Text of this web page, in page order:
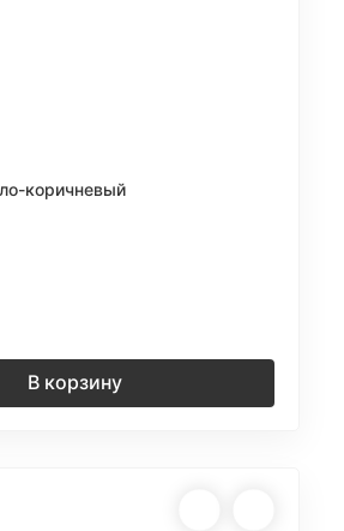
коричневый
В корзину